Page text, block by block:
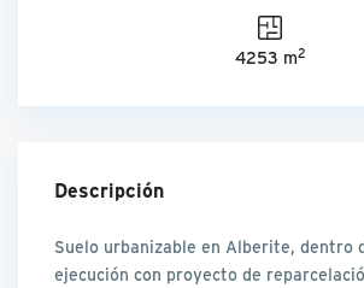
4253 m2
Descripción
Suelo urbanizable en Alberite, dentro
ejecución con proyecto de